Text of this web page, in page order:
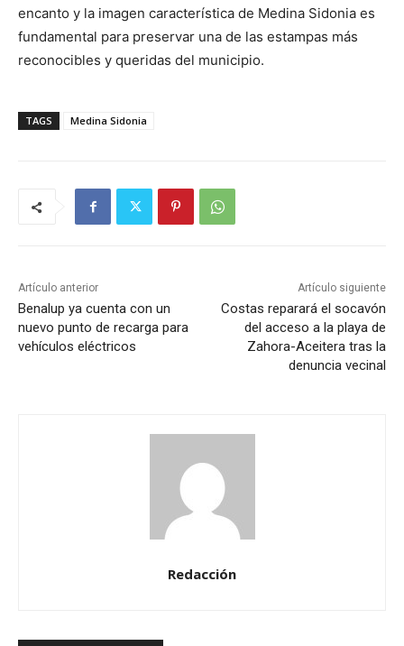
encanto y la imagen característica de Medina Sidonia es
fundamental para preservar una de las estampas más
reconocibles y queridas del municipio.
TAGS Medina Sidonia
Artículo anterior
Benalup ya cuenta con un
nuevo punto de recarga para
vehículos eléctricos
Artículo siguiente
Costas reparará el socavón
del acceso a la playa de
Zahora-Aceitera tras la
denuncia vecinal
Redacción